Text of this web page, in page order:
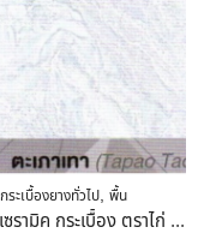
กระเบื้องยางทั่วไป, พื้น
ไดนาสตี้เซรามิค กระเบื้อง ตราไก่ ขนาด 30×30 ลายตะเภาเทา